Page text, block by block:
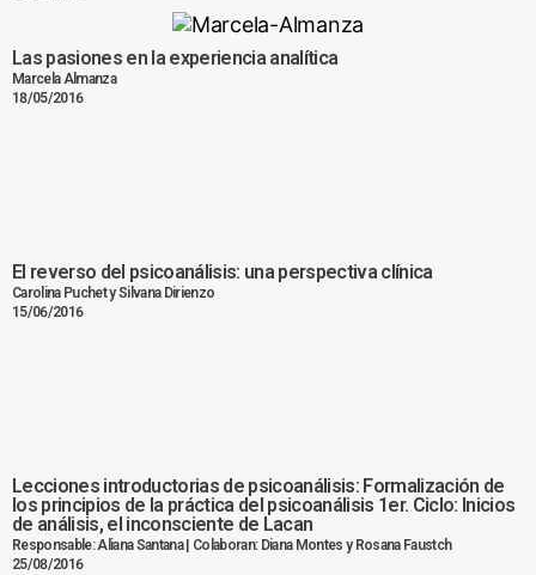
Las pasiones en la experiencia analítica
Marcela Almanza
18/05/2016
El reverso del psicoanálisis: una perspectiva clínica
Carolina Puchet y Silvana Dirienzo
15/06/2016
Lecciones introductorias de psicoanálisis: Formalización de
los principios de la práctica del psicoanálisis 1er. Ciclo: Inicios
de análisis, el inconsciente de Lacan
Responsable: Aliana Santana | Colaboran: Diana Montes y Rosana Faustch
25/08/2016